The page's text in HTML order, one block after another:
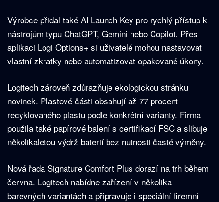
Výrobce přidal také AI Launch Key pro rychlý přístup k
nástrojům typu ChatGPT, Gemini nebo Copilot. Přes
aplikaci Logi Options+ si uživatelé mohou nastavovat
vlastní zkratky nebo automatizovat opakované úkony.
Logitech zároveň zdůrazňuje ekologickou stránku
novinek. Plastové části obsahují až 77 procent
recyklovaného plastu podle konkrétní varianty. Firma
použila také papírové balení s certifikací FSC a slibuje
několikaletou výdrž baterií bez nutnosti časté výměny.
Nová řada Signature Comfort Plus dorazí na trh během
června. Logitech nabídne zařízení v několika
barevných variantách a připravuje i speciální firemní